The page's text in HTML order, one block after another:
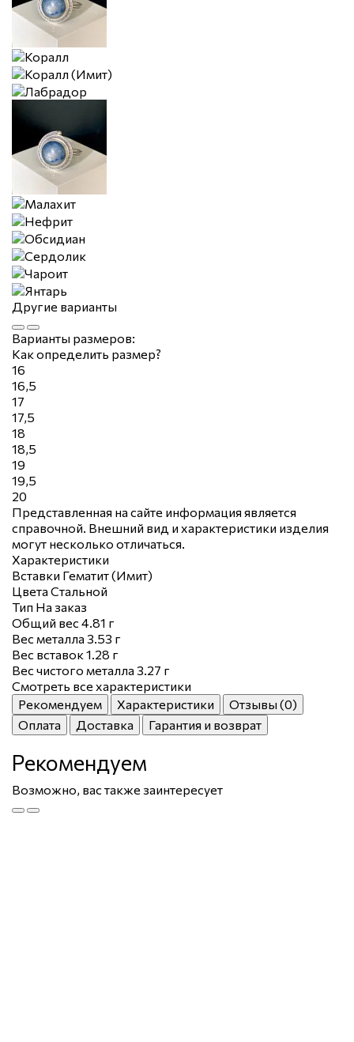
Другие варианты
Варианты размеров:
Как определить размер?
16
16,5
17
17,5
18
18,5
19
19,5
20
Представленная на сайте информация является
справочной. Внешний вид и характеристики изделия
могут несколько отличаться.
Характеристики
Вставки Гематит (Имит)
Цвета Стальной
Тип На заказ
Общий вес 4.81 г
Вес металла 3.53 г
Вес вставок1.28 г
Вес чистого металла 3.27 г
Смотреть все характеристики
Рекомендуем
Характеристики
Отзывы (0)
Оплата
Доставка Гарантия и возврат
Рекомендуем
Возможно, вас также заинтересует